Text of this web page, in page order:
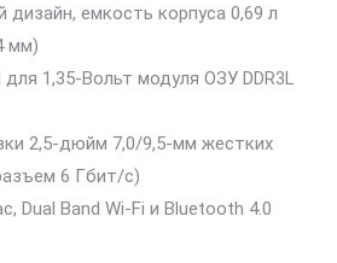
дизайн, емкость корпуса 0,69 л
мм)
для 1,35-Вольт модуля ОЗУ DDR3L
2,5-дюйм 7,0/9,5-мм жестких
6 Гбит/с)
Dual Band Wi-Fi и Bluetooth 4.0